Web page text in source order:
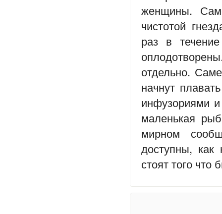
женщины.
чистотой
раз в
отдельно.
начнут
инфузориями
маленькая
мирном
доступны,
стоят того что